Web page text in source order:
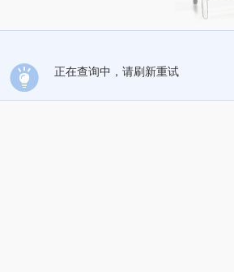
正在查询中，请刷新重试